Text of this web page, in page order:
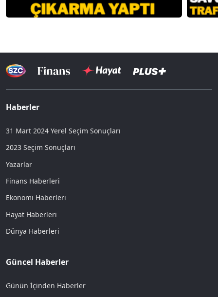
Haberler
31 Mart 2024 Yerel Seçim Sonuçları
2023 Seçim Sonuçları
Yazarlar
Finans Haberleri
Ekonomi Haberleri
Hayat Haberleri
Dünya Haberleri
Güncel Haberler
Günün İçinden Haberler